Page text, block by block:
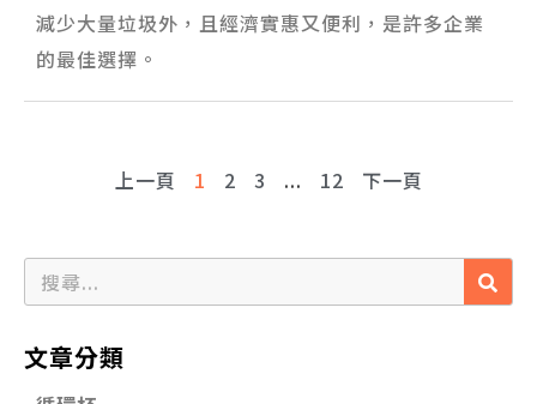
減少大量垃圾外，且經濟實惠又便利，是許多企業
的最佳選擇。
上一頁 1 2 3 ... 12 下一頁
文章分類